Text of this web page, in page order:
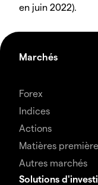
en juin 2022).
Marchés
Forex
Indices
Actions
Matières
Autres marchés
Solutions